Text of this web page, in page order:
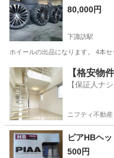
80,000円
下諏訪駅
ホイールの出品になります。 4本
長野 諏訪郡 下諏訪駅
【格安物
【保証人ナ
ニフティ不動産
ピアHBヘ
500円